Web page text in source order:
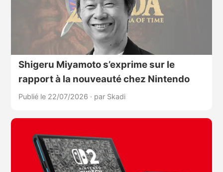
Shigeru Miyamoto s’exprime sur le
rapport à la nouveauté chez Nintendo
Publié le 22/07/2026 · par Skadi